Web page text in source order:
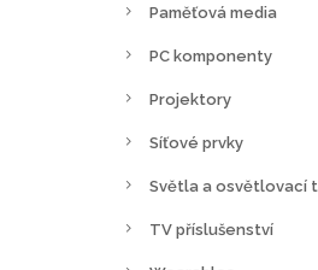
Paměťová media
PC komponenty
Projektory
Síťové prvky
Světla a osvětlovací
TV příslušenství